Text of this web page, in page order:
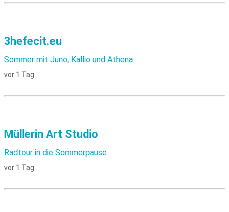
3hefecit.eu
Sommer mit Juno, Kallio und Athena
vor 1 Tag
Müllerin Art Studio
Radtour in die Sommerpause
vor 1 Tag